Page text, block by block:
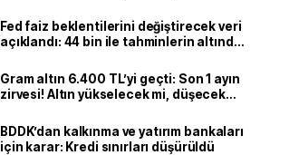
Fed faiz beklentilerini değiştirecek veri
açıklandı: 44 bin ile tahminlerin altında
Gram altın 6.400 TL’yi geçti: Son 1 ayın
zirvesi! Altın yükselecek mi, düşecek
BDDK’dan kalkınma ve yatırım bankaları
için karar: Kredi sınırları düşürüldü